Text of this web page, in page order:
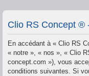
Clio RS Concept ®
En accédant à « Clio RS
« notre », « nos », « Clio
concept.com »), vous
conditions suivantes. Si